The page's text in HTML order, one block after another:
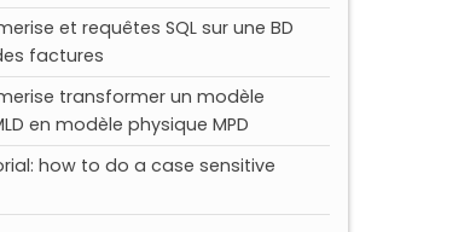
et requêtes SQL sur une BD
factures
transformer un modèle
en modèle physique MPD
how to do a case sensitive